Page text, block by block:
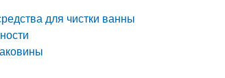
для чистки ванны